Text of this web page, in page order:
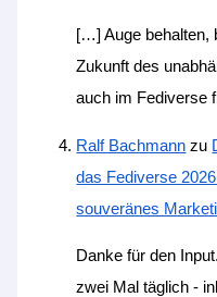
[…] Auge behalten,
Zukunft des
auch im Fediverse
Ralf Bachmann zu
das Fediverse
souveränes
Danke für den
zwei Mal täglich -